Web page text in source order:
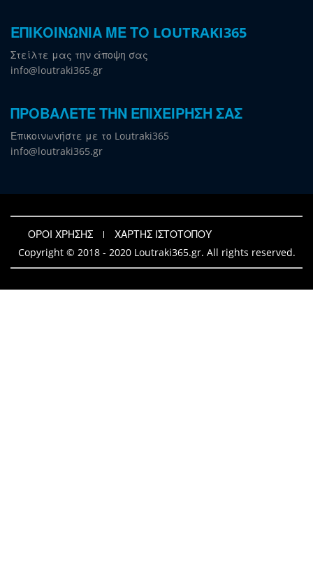
ΕΠΙΚΟΙΝΩΝΙΑ ΜΕ ΤΟ LOUTRAKI365
Στείλτε μας την άποψη σας
info@loutraki365.gr
ΠΡΟΒΑΛΕΤΕ ΤΗΝ ΕΠΙΧΕΙΡΗΣΗ ΣΑΣ
Επικοινωνήστε με το Loutraki365
info@loutraki365.gr
ΟΡΟΙ ΧΡΗΣΗΣ
ΧΑΡΤΗΣ ΙΣΤΟΤΟΠΟΥ
Copyright © 2018 - 2020 Loutraki365.gr. All rights reserved.